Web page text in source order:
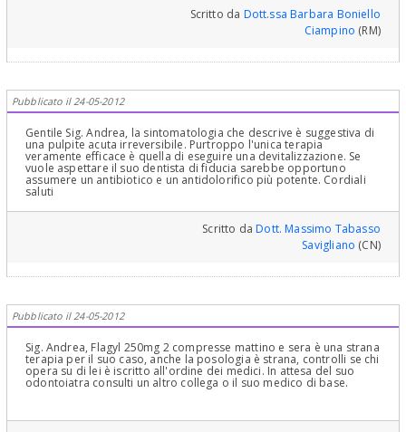
Scritto da Dott.ssa Barbara Boniello
Ciampino (RM)
Pubblicato il 24-05-2012
Gentile Sig. Andrea, la sintomatologia che descrive è suggestiva di
una pulpite acuta irreversibile. Purtroppo l'unica terapia
veramente efficace è quella di eseguire una devitalizzazione. Se
vuole aspettare il suo dentista di fiducia sarebbe opportuno
assumere un antibiotico e un antidolorifico più potente. Cordiali
saluti
Scritto daDott. Massimo Tabasso
Savigliano (CN)
Pubblicato il 24-05-2012
Sig. Andrea, Flagyl 250mg 2 compresse mattino e sera è una strana
terapia per il suo caso, anche la posologia è strana, controlli se chi
opera su di lei è iscritto all'ordine dei medici. In attesa del suo
odontoiatra consulti un altro collega o il suo medico di base.